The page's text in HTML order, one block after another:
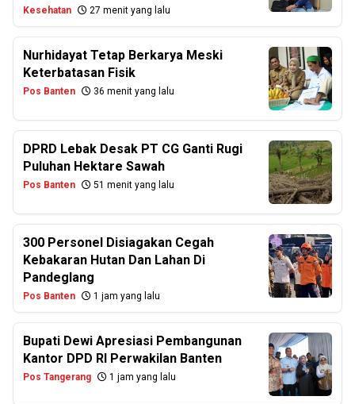
Kesehatan 27 menit yang lalu
Nurhidayat Tetap Berkarya Meski
Keterbatasan Fisik
Pos Banten 36 menit yang lalu
DPRD Lebak Desak PT CG Ganti Rugi
Puluhan Hektare Sawah
Pos Banten 51 menit yang lalu
300 Personel Disiagakan Cegah
Kebakaran Hutan Dan Lahan Di
Pandeglang
Pos Banten 1 jam yang lalu
Bupati Dewi Apresiasi Pembangunan
Kantor DPD RI Perwakilan Banten
Pos Tangerang 1 jam yang lalu